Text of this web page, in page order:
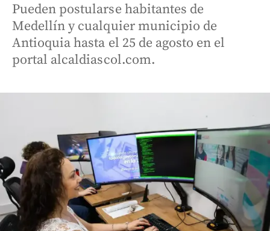
Pueden postularse habitantes de
Medellín y cualquier municipio de
Antioquia hasta el 25 de agosto en el
portal alcaldiascol.com.